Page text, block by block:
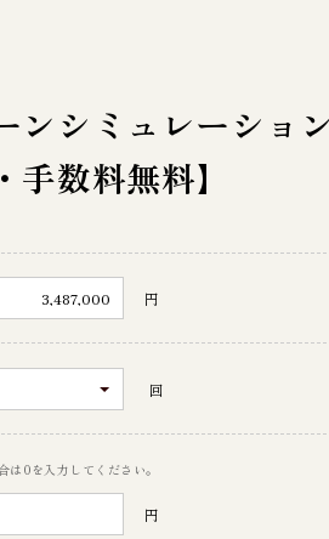
ン シミュレーショ
手数料無料】
円
回
0を入力してください。
円